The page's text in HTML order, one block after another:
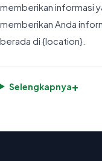
memberikan informasi
memberikan Anda
berada di {location}.
Selengkapnya+